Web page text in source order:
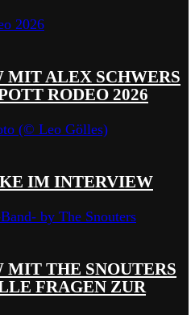
MIT ALEX SCHWERS
RODEO 2026
IM INTERVIEW
MIT THE SNOUTERS
FRAGEN ZUR